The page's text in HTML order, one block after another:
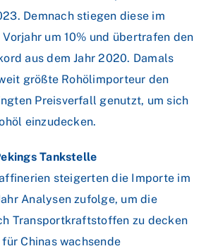
Demnach stiegen diese im
um 10% und übertrafen den
aus dem Jahr 2020. Damals
größte Rohölimporteur den
Preisverfall genutzt, um sich
einzudecken.
Tankstelle
steigerten die Importe im
Analysen zufolge, um die
Transportkraftstoffen zu decken
Chinas wachsende